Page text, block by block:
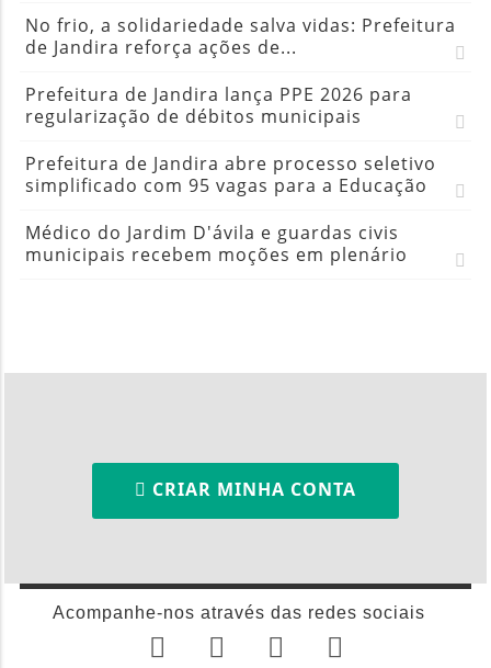
No frio, a solidariedade salva vidas: Prefeitura
de Jandira reforça ações de...
Prefeitura de Jandira lança PPE 2026 para
regularização de débitos municipais
Prefeitura de Jandira abre processo seletivo
simplificado com 95 vagas para a Educação
Médico do Jardim D'ávila e guardas civis
municipais recebem moções em plenário
CRIAR MINHA CONTA
Acompanhe-nos através das redes sociais